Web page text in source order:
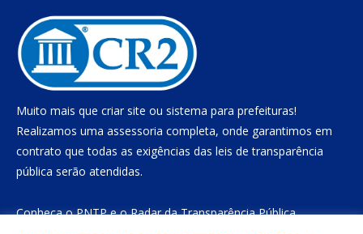
Muito mais que criar site ou sistema para prefeituras!
Realizamos uma assessoria completa, onde garantimos em
contrato que todas as exigências das leis de transparência
pública serão atendidas.
Conheça oPNTPe oRadar da Transparência Pública